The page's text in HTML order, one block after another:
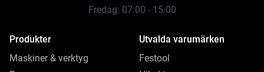
Fredag: 07:00 - 15:00
Produkter
Maskiner & verktyg
Utvalda varumärken
Festool